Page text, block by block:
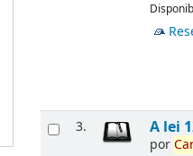
3. A lei
por